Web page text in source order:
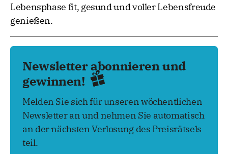
Lebensphase fit, gesund und voller Lebensfreude
genießen.
Newsletter abonnieren und
gewinnen!
Melden Sie sich für unseren wöchentlichen
Newsletter an und nehmen Sie automatisch
an der nächsten Verlosung des Preisrätsels
teil.